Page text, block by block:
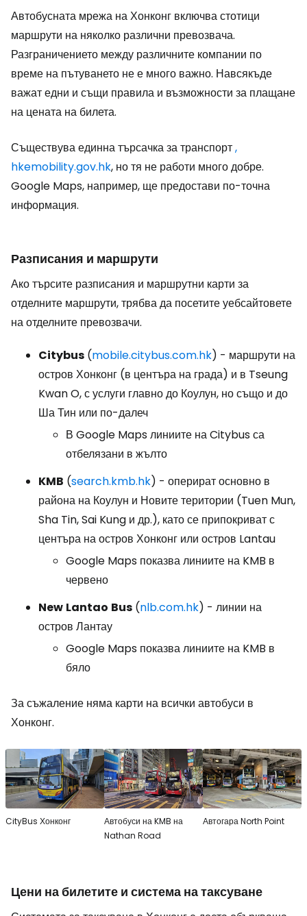
Автобусната мрежа на Хонконг включва стотици
маршрути на няколко различни превозвача.
Разграничението между различните компании по
време на пътуването не е много важно. Навсякъде
важат едни и същи правила и възможности за плащане
на цената на билета.
Съществува единна търсачка за транспорт,
hkemobility.gov.hk, но тя не работи много добре.
Google Maps, например, ще предостави по-точна
информация.
Разписания и маршрути
Ако търсите разписания и маршрутни карти за
отделните маршрути, трябва да посетите уебсайтовете
на отделните превозвачи.
Citybus (mobile.citybus.com.hk) - маршрути на
остров Хонконг (в центъра на града) и в Tseung
Kwan O, с услуги главно до Коулун, но също и до
Ша Тин или по-далеч
В Google Maps линиите на Citybus са
отбелязани в жълто
KMB (search.kmb.hk) - оперират основно в
района на Коулун и Новите територии (Tuen Mun,
Sha Tin, Sai Kung и др.), като се припокриват с
центъра на остров Хонконг или остров Lantau
Google Maps показва линиите на KMB в
червено
New Lantao Bus (nlb.com.hk) - линии на
остров Лантау
Google Maps показва линиите на KMB в
бяло
За съжаление няма карти на всички автобуси в
Хонконг.
CityBus Хонконг
Автобуси на KMB на
Nathan Road
Автогара North Point
Цени на билетите и система на таксуване